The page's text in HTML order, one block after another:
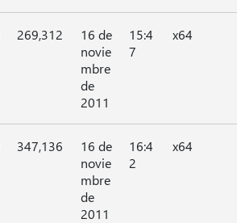
269,312
16 de
novie
mbre
de
2011
15:4
7
x64
347,136
16 de
novie
mbre
de
2011
16:4
2
x64